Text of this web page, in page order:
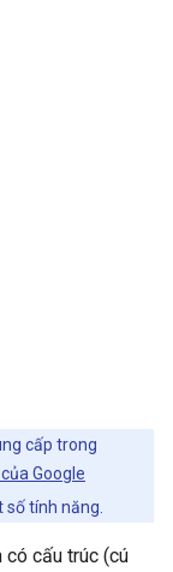
cấp trong
Google
tính năng.
cấu trúc (cú